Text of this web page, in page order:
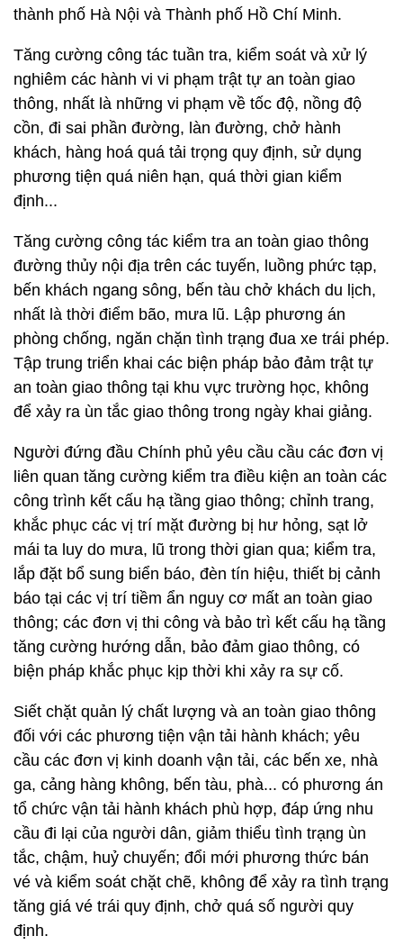
thành phố Hà Nội và Thành phố Hồ Chí Minh.
Tăng cường công tác tuần tra, kiểm soát và xử lý
nghiêm các hành vi vi phạm trật tự an toàn giao
thông, nhất là những vi phạm về tốc độ, nồng độ
cồn, đi sai phần đường, làn đường, chở hành
khách, hàng hoá quá tải trọng quy định, sử dụng
phương tiện quá niên hạn, quá thời gian kiểm
định...
Tăng cường công tác kiểm tra an toàn giao thông
đường thủy nội địa trên các tuyến, luồng phức tạp,
bến khách ngang sông, bến tàu chở khách du lịch,
nhất là thời điểm bão, mưa lũ. Lập phương án
phòng chống, ngăn chặn tình trạng đua xe trái phép.
Tập trung triển khai các biện pháp bảo đảm trật tự
an toàn giao thông tại khu vực trường học, không
để xảy ra ùn tắc giao thông trong ngày khai giảng.
Người đứng đầu Chính phủ yêu cầu cầu các đơn vị
liên quan tăng cường kiểm tra điều kiện an toàn các
công trình kết cấu hạ tầng giao thông; chỉnh trang,
khắc phục các vị trí mặt đường bị hư hỏng, sạt lở
mái ta luy do mưa, lũ trong thời gian qua; kiểm tra,
lắp đặt bổ sung biển báo, đèn tín hiệu, thiết bị cảnh
báo tại các vị trí tiềm ẩn nguy cơ mất an toàn giao
thông; các đơn vị thi công và bảo trì kết cấu hạ tầng
tăng cường hướng dẫn, bảo đảm giao thông, có
biện pháp khắc phục kịp thời khi xảy ra sự cố.
Siết chặt quản lý chất lượng và an toàn giao thông
đối với các phương tiện vận tải hành khách; yêu
cầu các đơn vị kinh doanh vận tải, các bến xe, nhà
ga, cảng hàng không, bến tàu, phà... có phương án
tổ chức vận tải hành khách phù hợp, đáp ứng nhu
cầu đi lại của người dân, giảm thiểu tình trạng ùn
tắc, chậm, huỷ chuyến; đổi mới phương thức bán
vé và kiểm soát chặt chẽ, không để xảy ra tình trạng
tăng giá vé trái quy định, chở quá số người quy
định.